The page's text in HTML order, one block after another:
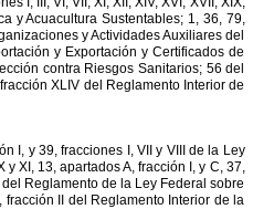
yAcuacultura Sustentables; 1, 36, 79,
yActividadesAuxiliares del
y Exportación y Certificados de
contra Riesgos Sanitarios; 56 del
fracción XLIV del Reglamento Interior de
I, y 39, fracciones I, VII y VIII de la Ley
y XI, 13, apartadosA, fracción I, y C, 37,
del Reglamento de la Ley Federal sobre
fracción II del Reglamento Interior de la